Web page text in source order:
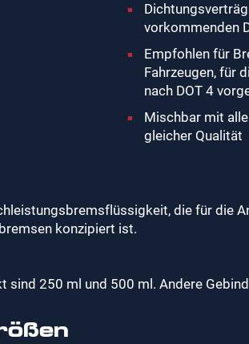
vorkommenden
Empfohlen für
Fahrzeugen, für
nach DOT 4
Mischbar mit
gleicher Qualität
die für die
konzipiert ist.
sind 250 ml und 500 ml. Andere